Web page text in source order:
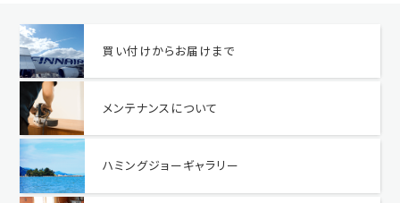
買い付けからお届けまで
メンテナンスについて
ハミングジョーギャラリー